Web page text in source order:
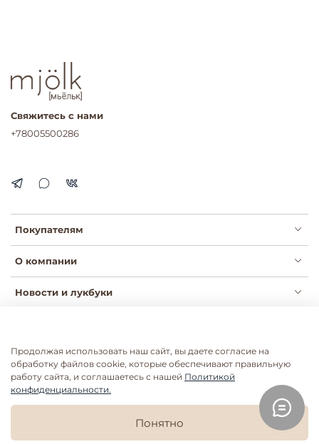
Покупателям
О компании
Новости и лукбуки
Свяжитесь с нами
+78005500286
Публичная оферта
Политика конфиденциальности
Пользовательское соглашение
Сертификаты
Согласие на рассылки
Согласие на обработку ПДН
Продолжая использовать наш сайт, вы даете согласие на
обработку файлов cookie, которые обеспечивают правильную
работу сайта, и соглашаетесь с нашей Политикой
конфиденциальности.
Понятно